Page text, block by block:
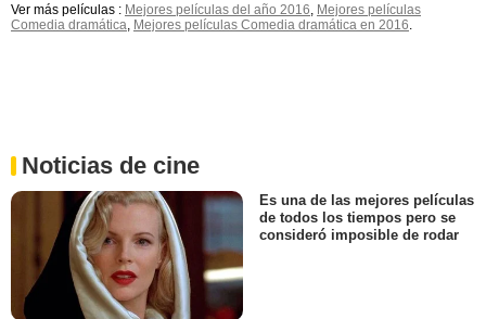
Ver más películas : Mejores películas del año 2016 Mejores películas
Comedia dramática Mejores películas Comedia dramática en 2016
Noticias de cine
Es una de las mejores películas
de todos los tiempos pero se
consideró imposible de rodar